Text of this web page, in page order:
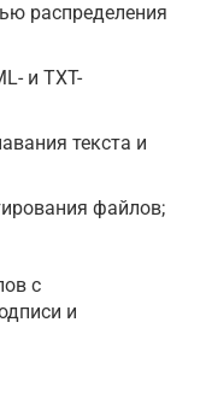
распределения
и TXT-
текста и
файлов;
с
и